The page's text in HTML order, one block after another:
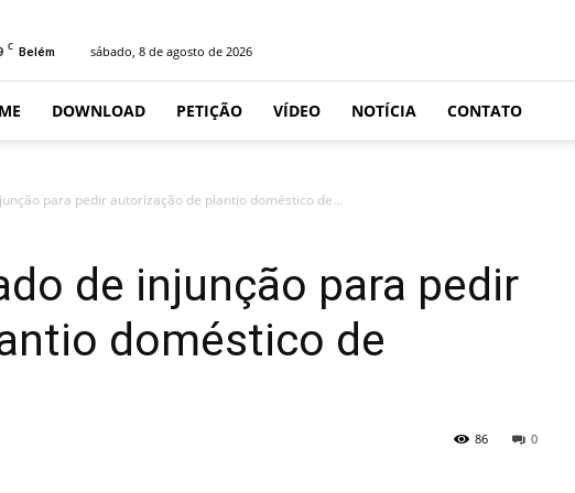
C Belém sábado, 8 de agosto de 2026
DOWNLOAD PETIÇÃO VÍDEO NOTÍCIA CONTATO
para pedir autorização de plantio doméstico de...
de injunção para pedir
doméstico de
0
86